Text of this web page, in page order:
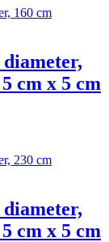
cm x 5 cm
cm x 5 cm